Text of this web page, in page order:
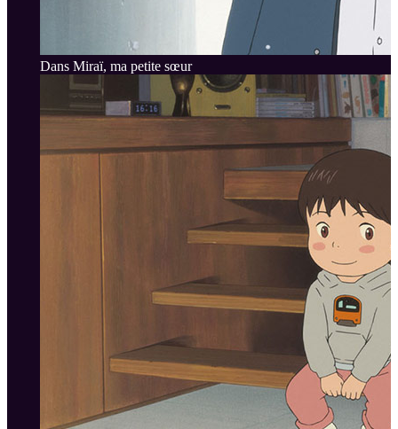
Dans Miraï, ma petite sœur